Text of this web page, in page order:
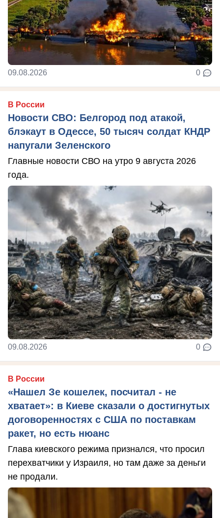
09.08.2026 0
В России
Новости СВО: Белгород под атакой,
блэкаут в Одессе, 50 тысяч солдат КНДР
напугали Зеленского
Главные новости СВО на утро 9 августа 2026
года.
09.08.2026 0
В России
«Нашел Зе кошелек, посчитал - не
хватает»: в Киеве сказали о достигнутых
договоренностях с США по поставкам
ракет, но есть нюанс
Глава киевского режима признался, что просил
перехватчики у Израиля, но там даже за деньги
не продали.